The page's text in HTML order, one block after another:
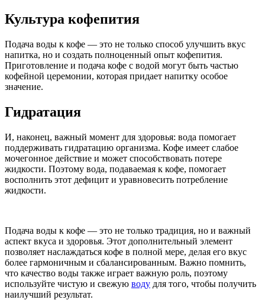
Культура кофепития
Подача воды к кофе — это не только способ улучшить вкус
напитка, но и создать полноценный опыт кофепития.
Приготовление и подача кофе с водой могут быть частью
кофейной церемонии, которая придает напитку особое
значение.
Гидратация
И, наконец, важный момент для здоровья: вода помогает
поддерживать гидратацию организма. Кофе имеет слабое
мочегонное действие и может способствовать потере
жидкости. Поэтому вода, подаваемая к кофе, помогает
восполнить этот дефицит и уравновесить потребление
жидкости.
Подача воды к кофе — это не только традиция, но и важный
аспект вкуса и здоровья. Этот дополнительный элемент
позволяет наслаждаться кофе в полной мере, делая его вкус
более гармоничным и сбалансированным. Важно помнить,
что качество воды также играет важную роль, поэтому
используйте чистую и свежую воду для того, чтобы получить
наилучший результат.